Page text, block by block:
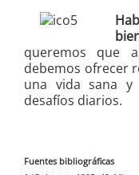
Ha
queremos que
debemos ofrecer
una vida sana y
desafíos diarios.
Fuentes bibliográficas